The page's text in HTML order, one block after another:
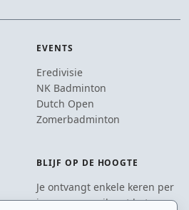
EVENTS
Eredivisie
NK Badminton
Dutch Open
Zomerbadminton
BLIJF OP DE HOOGTE
Je ontvangt enkele keren per
jaar een e-mail met het